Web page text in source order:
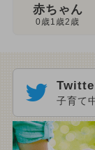
赤ちゃん
0歳1歳2歳
子育て